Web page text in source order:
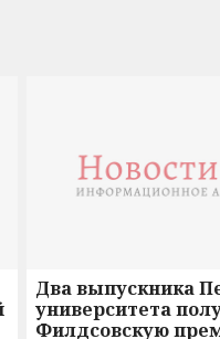
Два выпускника
университета
Филдсовскую